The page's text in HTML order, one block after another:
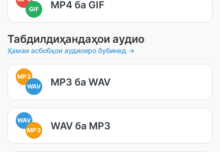
GIF
MP4 ба GIF
Табдилдиҳандаҳои аудио
Ҳамаи асбобҳои аудиоиро бубинед →
MP3
WAV
MP3 ба WAV
WAV
MP3
WAV ба MP3